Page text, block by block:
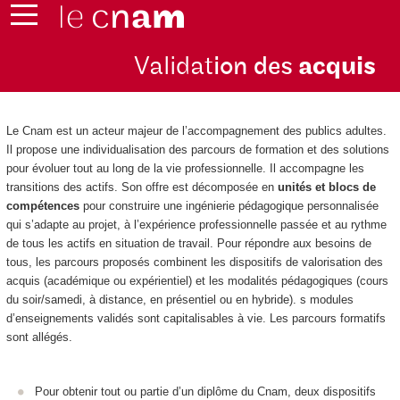
Validation des acquis
Le Cnam est un acteur majeur de l’accompagnement des publics adultes.
Il propose une individualisation des parcours de formation et des solutions
pour évoluer tout au long de la vie professionnelle. Il accompagne les
transitions des actifs. Son offre est décomposée en unités et blocs de
compétencespour construire une ingénierie pédagogique personnalisée
qui s’adapte au projet, à l’expérience professionnelle passée et au rythme
de tous les actifs en situation de travail. Pour répondre aux besoins de
tous, les parcours proposés combinent les dispositifs de valorisation des
acquis (académique ou expérientiel) et les modalités pédagogiques (cours
du soir/samedi, à distance, en présentiel ou en hybride). s modules
d’enseignements validés sont capitalisables à vie. Les parcours formatifs
sont allégés.
Pour obtenir tout ou partie d’un diplôme du Cnam, deux dispositifs